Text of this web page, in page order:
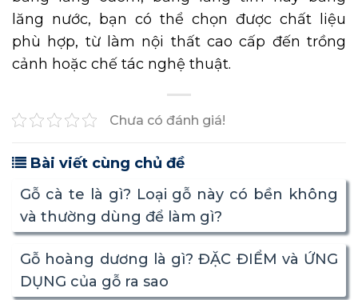
lăng nước, bạn có thể chọn được chất liệu
phù hợp, từ làm nội thất cao cấp đến trồng
cảnh hoặc chế tác nghệ thuật.
Chưa có đánh giá!
Bài viết cùng chủ đề
Gỗ cà te là gì? Loại gỗ này có bền không
và thường dùng để làm gì?
Gỗ hoàng dương là gì? ĐẶC ĐIỂM và ỨNG
DỤNG của gỗ ra sao